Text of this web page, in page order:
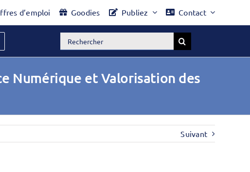
d’emploi Goodies Publiez Contact
Rechercher:
Numérique et Valorisation des
Suivant